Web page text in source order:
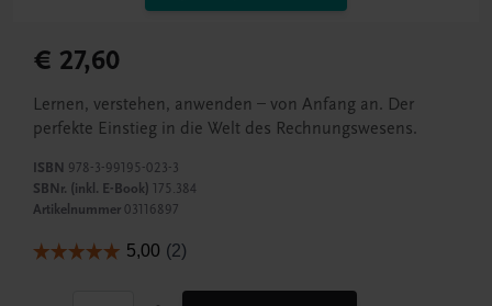
€ 27,60
Lernen, verstehen, anwenden – von Anfang an. Der
perfekte Einstieg in die Welt des Rechnungswesens.
ISBN 978-3-99195-023-3
SBNr. (inkl. E-Book) 175.384
Artikelnummer 03116897